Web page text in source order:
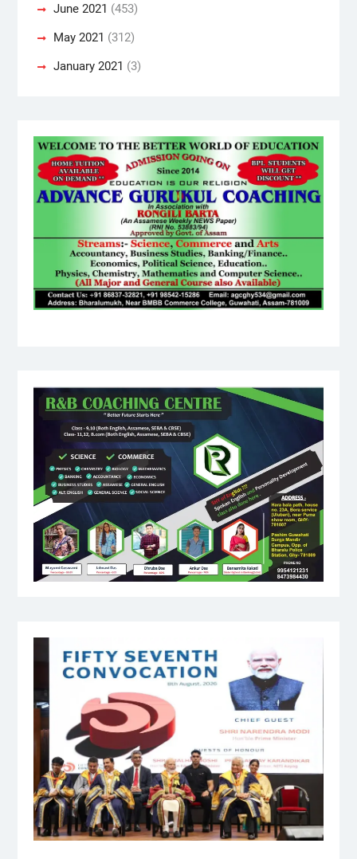
June 2021 (453)
May 2021 (312)
January 2021 (3)